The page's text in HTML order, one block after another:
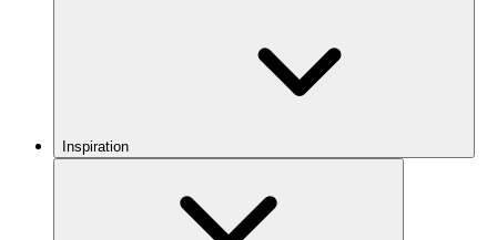
Inspiration